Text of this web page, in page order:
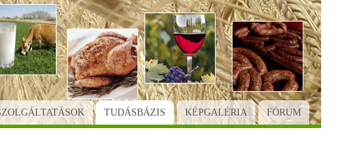
TUDÁSBÁZIS KÉPGALÉRIA FÓRUM